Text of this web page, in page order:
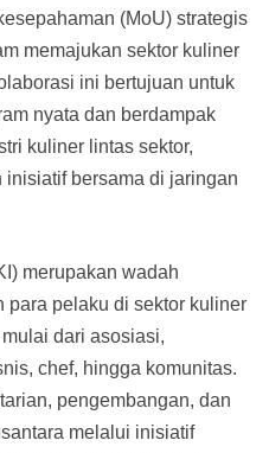
(MoU) strategis
memajukan sektor kuliner
ini bertujuan untuk
nyata dan berdampak
kuliner lintas sektor,
bersama di jaringan
merupakan wadah
para pelaku di sektor kuliner
dari asosiasi,
chef, hingga komunitas.
pengembangan, dan
melalui inisiatif